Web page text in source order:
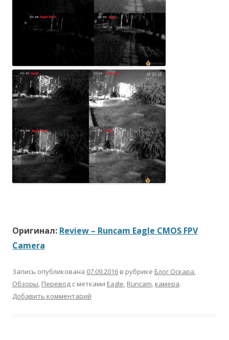
Оригинал: Review – Runcam Eagle CMOS FPV
Camera
Запись опубликована 07.09.2016 в рубрике Блог Оскара,
Обзоры, Перевод с метками Eagle, Runcam, камера.
Добавить комментарий